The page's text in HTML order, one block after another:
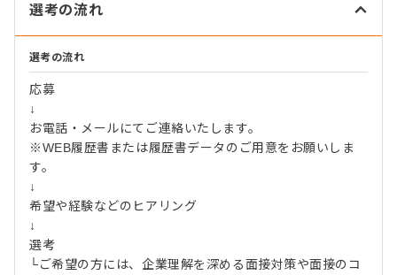
選考の流れ
選考の流れ
応募
↓
お電話・メールにてご連絡いたします。
※WEB履歴書または履歴書データのご用意をお願いしま
す。
↓
希望や経験などのヒアリング
↓
選考
└ご希望の方には、企業理解を深める面接対策や面接のコ